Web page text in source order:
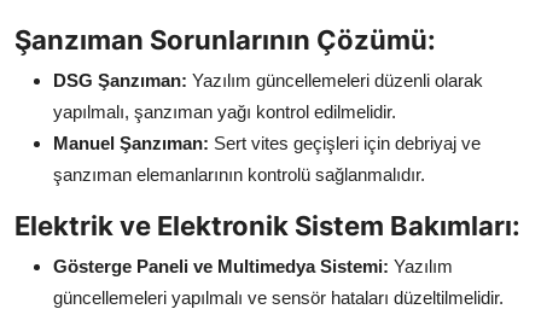
Şanzıman Sorunlarının Çözümü:
DSG Şanzıman: Yazılım güncellemeleri düzenli olarak
yapılmalı, şanzıman yağı kontrol edilmelidir.
Manuel Şanzıman: Sert vites geçişleri için debriyaj ve
şanzıman elemanlarının kontrolü sağlanmalıdır.
Elektrik ve Elektronik Sistem Bakımları:
Gösterge Paneli ve Multimedya Sistemi: Yazılım
güncellemeleri yapılmalı ve sensör hataları düzeltilmelidir.